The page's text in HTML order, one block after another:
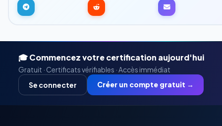
🎓 Commencez votre certification aujourd'hui
Gratuit · Certificats vérifiables · Accès immédiat
Se connecter
Créer un compte gratuit →